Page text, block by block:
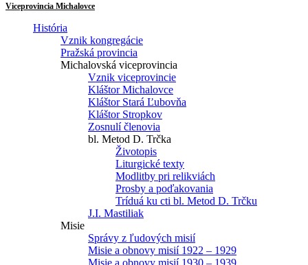
Viceprovincia Michalovce
História
Vznik kongregácie
Pražská provincia
Michalovská viceprovincia
Vznik viceprovincie
Kláštor Michalovce
Kláštor Stará Ľubovňa
Kláštor Stropkov
Zosnulí členovia
bl. Metod D. Trčka
Životopis
Liturgické texty
Modlitby pri relikviách
Prosby a poďakovania
Tríduá ku cti bl. Metod D. Trčku
J.I. Mastiliak
Misie
Správy z ľudových misií
Misie a obnovy misií 1922 – 1929
Misie a obnovy misií 1930 – 1939